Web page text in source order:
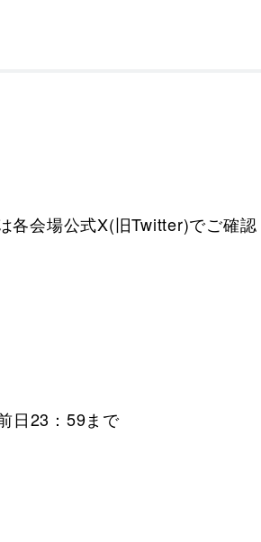
各会場公式X(旧Twitter)でご確認
日23：59まで